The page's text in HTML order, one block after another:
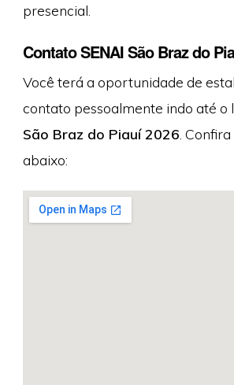
presencial.
Contato SENAI São Braz do
Você terá a oportunidade de
contato pessoalmente indo até o
São Braz do Piauí 2026 .
abaixo: